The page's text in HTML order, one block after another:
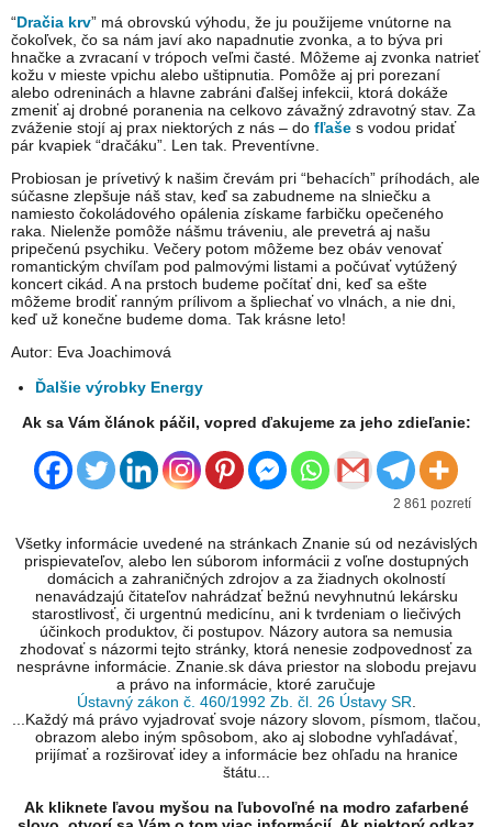
“Dračia krv” má obrovskú výhodu, že ju použijeme vnútorne na
čokoľvek, čo sa nám javí ako napadnutie zvonka, a to býva pri
hnačke a zvracaní v trópoch veľmi časté. Môžeme aj zvonka natrieť
kožu v mieste vpichu alebo uštipnutia. Pomôže aj pri porezaní
alebo odreninách a hlavne zabráni ďalšej infekcii, ktorá dokáže
zmeniť aj drobné poranenia na celkovo závažný zdravotný stav. Za
zváženie stojí aj prax niektorých z nás – do fľaše s vodou pridať
pár kvapiek “dračáku”. Len tak. Preventívne.
Probiosan je prívetivý k našim črevám pri “behacích” príhodách, ale
súčasne zlepšuje náš stav, keď sa zabudneme na slniečku a
namiesto čokoládového opálenia získame farbičku opečeného
raka. Nielenže pomôže nášmu tráveniu, ale prevetrá aj našu
pripečenú psychiku. Večery potom môžeme bez obáv venovať
romantickým chvíľam pod palmovými listami a počúvať vytúžený
koncert cikád. A na prstoch budeme počítať dni, keď sa ešte
môžeme brodiť ranným prílivom a špliechať vo vlnách, a nie dni,
keď už konečne budeme doma. Tak krásne leto!
Autor: Eva Joachimová
Ďalšie výrobky Energy
Ak sa Vám článok páčil, vopred ďakujeme za jeho zdieľanie:
2 861 pozretí
Všetky informácie uvedené na stránkach Znanie sú od nezávislých
prispievateľov, alebo len súborom informácii z voľne dostupných
domácich a zahraničných zdrojov a za žiadnych okolností
nenavádzajú čitateľov nahrádzať bežnú nevyhnutnú lekársku
starostlivosť, či urgentnú medicínu, ani k tvrdeniam o liečivých
účinkoch produktov, či postupov. Názory autora sa nemusia
zhodovať s názormi tejto stránky, ktorá nenesie zodpovednosť za
nesprávne informácie. Znanie.sk dáva priestor na slobodu prejavu
a právo na informácie, ktoré zaručuje
Ústavný zákon č. 460/1992 Zb. čl. 26 Ústavy SR
...Každý má právo vyjadrovať svoje názory slovom, písmom, tlačou,
obrazom alebo iným spôsobom, ako aj slobodne vyhľadávať,
prijímať a rozširovať idey a informácie bez ohľadu na hranice
štátu...
Ak kliknete ľavou myšou na ľubovoľné na modro zafarbené